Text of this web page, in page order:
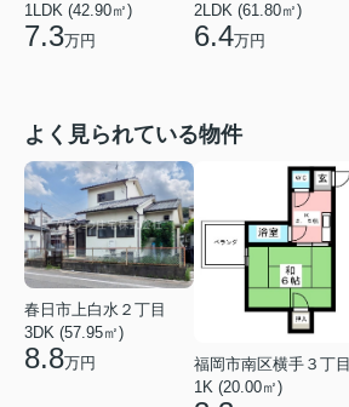
1LDK (42.90㎡)
7.3万円
2LDK (61.80㎡)
6.4万円
よく見られている物件
春日市上白水２丁目
3DK (57.95㎡)
8.8万円
福岡市南区横手３丁目
1K (20.00㎡)